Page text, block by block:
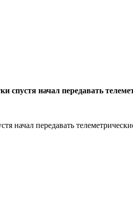
спустя начал передавать
начал передавать